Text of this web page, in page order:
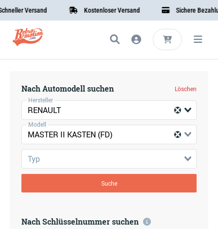
Versand Kostenloser Versand Sichere Bezahlung
Nach Automodell suchen
Löschen
Hersteller
RENAULT
Modell
MASTER II KASTEN (FD)
Typ
Suche
Nach Schlüsselnummer suchen